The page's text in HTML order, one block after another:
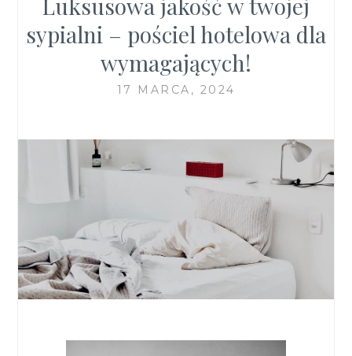
Luksusowa jakość w twojej
sypialni – pościel hotelowa dla
wymagających!
17 MARCA, 2024